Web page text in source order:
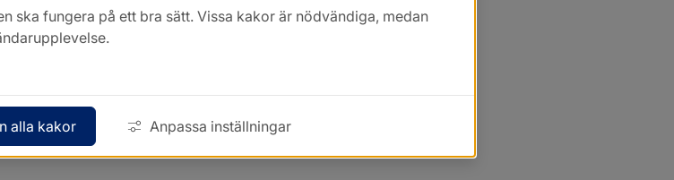
ska fungera på ett bra sätt. Vissa kakor är nödvändiga, medan
alla kakor Anpassa inställningar